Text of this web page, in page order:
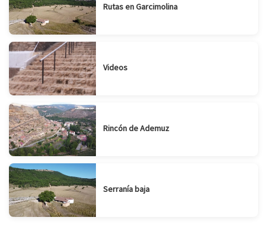
Rutas en Garcimolina
Videos
Rincón de Ademuz
Serranía baja